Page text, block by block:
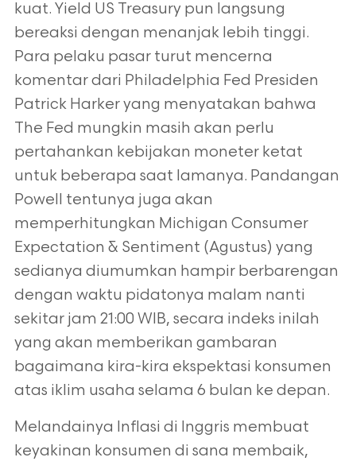
kuat. Yield US Treasury pun langsung
bereaksi dengan menanjak lebih tinggi.
Para pelaku pasar turut mencerna
komentar dari Philadelphia Fed Presiden
Patrick Harker yang menyatakan bahwa
The Fed mungkin masih akan perlu
pertahankan kebijakan moneter ketat
untuk beberapa saat lamanya. Pandangan
Powell tentunya juga akan
memperhitungkan Michigan Consumer
Expectation & Sentiment (Agustus) yang
sedianya diumumkan hampir berbarengan
dengan waktu pidatonya malam nanti
sekitar jam 21:00 WIB, secara indeks inilah
yang akan memberikan gambaran
bagaimana kira-kira ekspektasi konsumen
atas iklim usaha selama 6 bulan ke depan.
Melandainya Inflasi di Inggris membuat
keyakinan konsumen di sana membaik,